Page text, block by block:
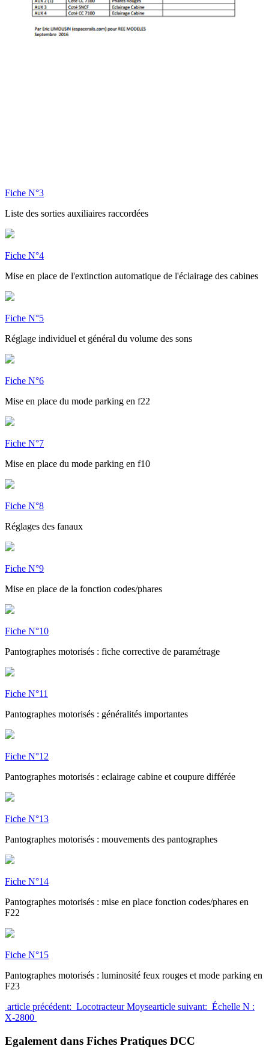
Fiche N°3
Liste des sorties auxiliaires raccordées
Fiche N°4
Mise en place de l'extinction automatique de l'éclairage des cabines
Fiche N°5
Réglage individuel et général du volume des sons
Fiche N°6
Mise en place du mode parking en f22
Fiche N°7
Mise en place du mode parking en f10
Fiche N°8
Réglages des fanaux
Fiche N°9
Mise en place de la fonction codes/phares
Fiche N°10
Pantographes motorisés : fiche corrective de paramétrage
Fiche N°11
Pantographes motorisés : généralités importantes
Fiche N°12
Pantographes motorisés : eclairage cabine et coupure différée
Fiche N°13
Pantographes motorisés : mouvements des pantographes
Fiche N°14
Pantographes motorisés : mise en place fonction codes/phares en
F22
Fiche N°15
Pantographes motorisés : luminosité feux rouges et mode parking en
F23
article précédent: Locotracteur Moysearticle suivant: Échelle N :
X-2800
Egalement dans Fiches Pratiques DCC